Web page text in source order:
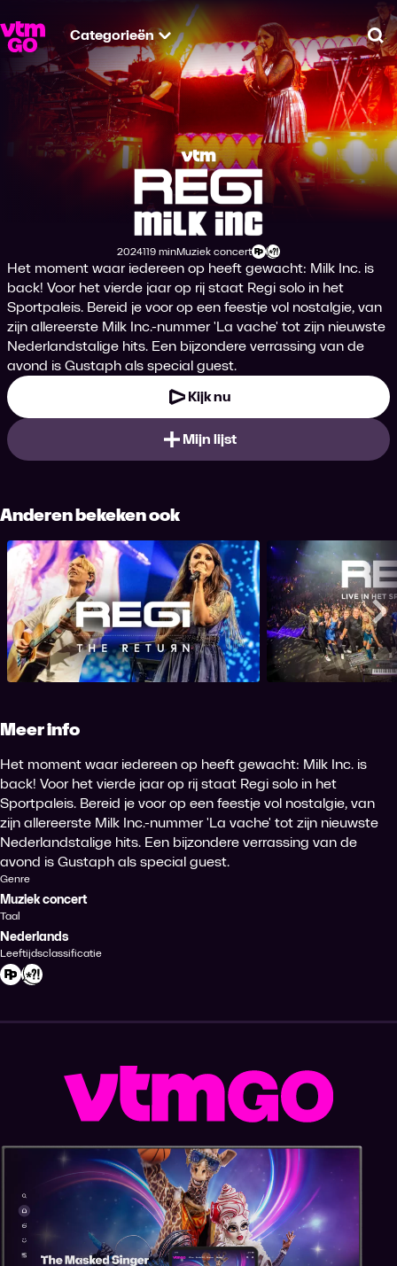
Categorieën
Regi in het
Productiejaar
2024
Tijdsduur
119 min
Genre
Muziek concert
Leeftijdsclassificatie
Het moment waar iedereen op heeft gewacht: Milk Inc. is
back! Voor het vierde jaar op rij staat Regi solo in het
Sportpaleis. Bereid je voor op een feestje vol nostalgie, van
zijn allereerste Milk Inc.-nummer 'La vache' tot zijn nieuwste
Nederlandstalige hits. Een bijzondere verrassing van de
avond is Gustaph als special guest.
Kijk nu
Mijn lijst
Anderen bekeken ook
Regi: The Return Regi: Live in
Meer info
Het moment waar iedereen op heeft gewacht: Milk Inc. is
back! Voor het vierde jaar op rij staat Regi solo in het
Sportpaleis. Bereid je voor op een feestje vol nostalgie, van
zijn allereerste Milk Inc.-nummer 'La vache' tot zijn nieuwste
Nederlandstalige hits. Een bijzondere verrassing van de
avond is Gustaph als special guest.
Genre
Muziek concert
Taal
Nederlands
Leeftijdsclassificatie